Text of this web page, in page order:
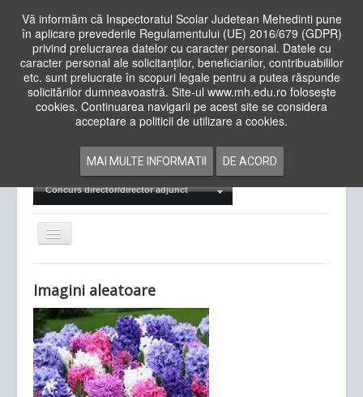
Vă informăm că Inspectoratul Scolar Judetean Mehedinti pune
în aplicare prevederile Regulamentului (UE) 2016/679 (GDPR)
privind prelucrarea datelor cu caracter personal. Datele cu
caracter personal ale solicitanților, beneficiarilor, contribuabililor
etc. sunt prelucrate în scopuri legale pentru a putea răspunde
solicitărilor dumneavoastră. Site-ul www.mh.edu.ro folosește
cookies. Continuarea navigarii pe acest site se considera
acceptare a politicii de utilizare a cookies.
MAI MULTE INFORMATII DE ACORD
Cauta
in
siteAcasa Cadre Didactice
Examene Naționale
Concurs director/director adjunct
Comută
navigarea
Ultimele articole: Vi, 04.11.2022 -
Județean Mehedinți
Imagini aleatoare